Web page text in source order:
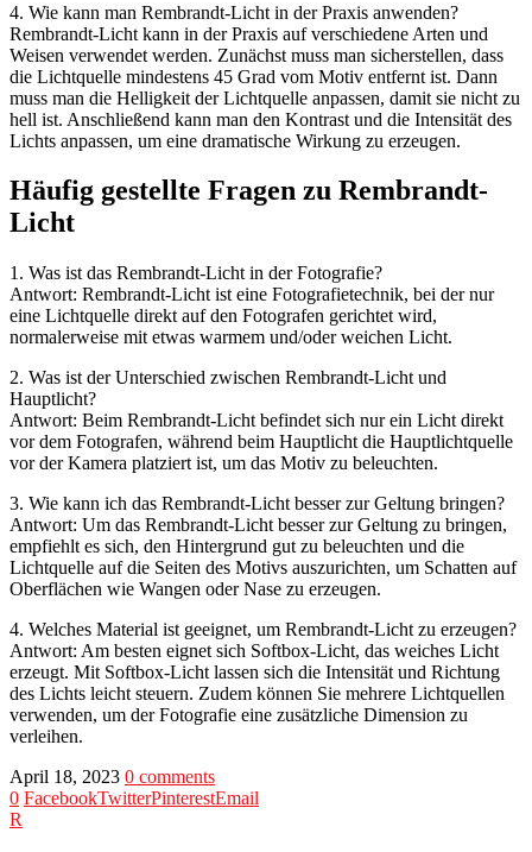
4. Wie kann man Rembrandt-Licht in der Praxis anwenden?
Rembrandt-Licht kann in der Praxis auf verschiedene Arten und
Weisen verwendet werden. Zunächst muss man sicherstellen, dass
die Lichtquelle mindestens 45 Grad vom Motiv entfernt ist. Dann
muss man die Helligkeit der Lichtquelle anpassen, damit sie nicht zu
hell ist. Anschließend kann man den Kontrast und die Intensität des
Lichts anpassen, um eine dramatische Wirkung zu erzeugen.
Häufig gestellte Fragen zu Rembrandt-
Licht
1. Was ist das Rembrandt-Licht in der Fotografie?
Antwort: Rembrandt-Licht ist eine Fotografietechnik, bei der nur
eine Lichtquelle direkt auf den Fotografen gerichtet wird,
normalerweise mit etwas warmem und/oder weichen Licht.
2. Was ist der Unterschied zwischen Rembrandt-Licht und
Hauptlicht?
Antwort: Beim Rembrandt-Licht befindet sich nur ein Licht direkt
vor dem Fotografen, während beim Hauptlicht die Hauptlichtquelle
vor der Kamera platziert ist, um das Motiv zu beleuchten.
3. Wie kann ich das Rembrandt-Licht besser zur Geltung bringen?
Antwort: Um das Rembrandt-Licht besser zur Geltung zu bringen,
empfiehlt es sich, den Hintergrund gut zu beleuchten und die
Lichtquelle auf die Seiten des Motivs auszurichten, um Schatten auf
Oberflächen wie Wangen oder Nase zu erzeugen.
4. Welches Material ist geeignet, um Rembrandt-Licht zu erzeugen?
Antwort: Am besten eignet sich Softbox-Licht, das weiches Licht
erzeugt. Mit Softbox-Licht lassen sich die Intensität und Richtung
des Lichts leicht steuern. Zudem können Sie mehrere Lichtquellen
verwenden, um der Fotografie eine zusätzliche Dimension zu
verleihen.
April 18, 2023 0 comments
0 FacebookTwitterPinterestEmail
R